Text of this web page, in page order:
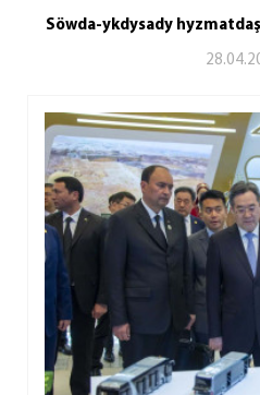
Söwda-ykdysady